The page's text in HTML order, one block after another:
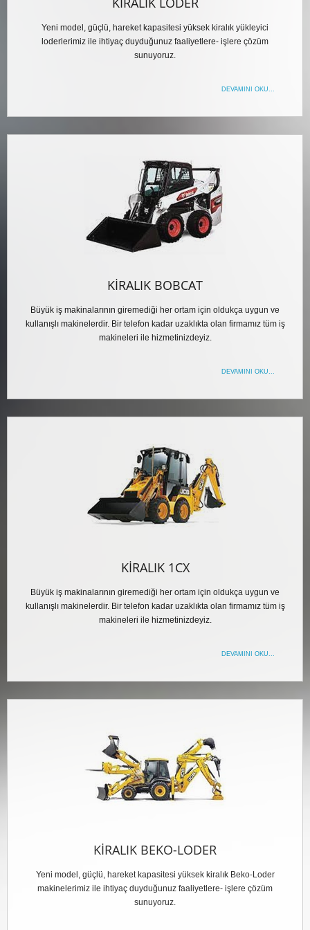
Yeni model, güçlü, hareket kapasitesi yüksek kiralık yükleyici
loderlerimiz ile ihtiyaç duyduğunuz faaliyetlere- işlere çözüm
sunuyoruz.
DEVAMINI OKU...
KIRALIK BOBCAT
Büyük iş makinalarının giremediği her ortam için oldukça uygun ve
kullanışlı makinelerdir. Bir telefon kadar uzaklıkta olan firmamız tüm iş
makineleri ile hizmetinizdeyiz.
DEVAMINI OKU...
KIRALIK 1CX
Büyük iş makinalarının giremediği her ortam için oldukça uygun ve
kullanışlı makinelerdir. Bir telefon kadar uzaklıkta olan firmamız tüm iş
makineleri ile hizmetinizdeyiz.
DEVAMINI OKU...
KIRALIK BEKO-LODER
Yeni model, güçlü, hareket kapasitesi yüksek kiralık Beko-Loder
makinelerimiz ile ihtiyaç duyduğunuz faaliyetlere- işlere çözüm
sunuyoruz.